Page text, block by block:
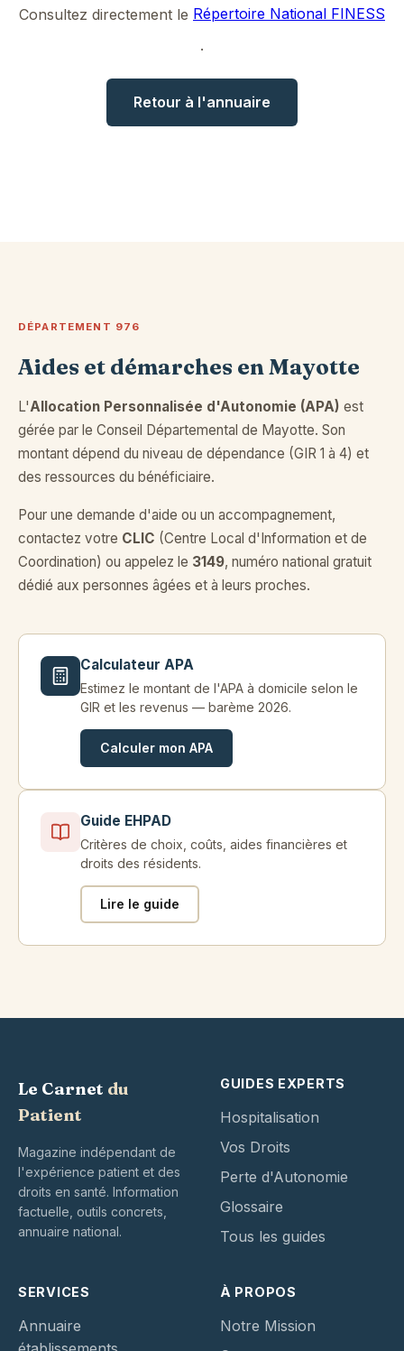
Consultez directement le Répertoire National FINESS
.
Retour à l'annuaire
DÉPARTEMENT 976
Aides et démarches en Mayotte
L'Allocation Personnalisée d'Autonomie (APA) est
gérée par le Conseil Départemental de Mayotte. Son
montant dépend du niveau de dépendance (GIR 1 à 4) et
des ressources du bénéficiaire.
Pour une demande d'aide ou un accompagnement,
contactez votre CLIC (Centre Local d'Information et de
Coordination) ou appelez le 3149, numéro national gratuit
dédié aux personnes âgées et à leurs proches.
Calculateur APA
Estimez le montant de l'APA à domicile selon le
GIR et les revenus — barème 2026.
Calculer mon APA
Guide EHPAD
Critères de choix, coûts, aides financières et
droits des résidents.
Lire le guide
Le Carnet du
Patient
Magazine indépendant de
l'expérience patient et des
droits en santé. Information
factuelle, outils concrets,
annuaire national.
GUIDES EXPERTS
Hospitalisation
Vos Droits
Perte d'Autonomie
Glossaire
Tous les guides
SERVICES
Annuaire
À PROPOS
Notre Mission